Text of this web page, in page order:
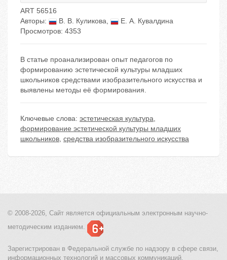
ART 56516
Авторы:
В. В. Куликова,
Е. А. Кувалдина
Просмотров: 4353
В статье проанализирован опыт педагогов по
формированию эстетической культуры младших
школьников средствами изобразительного искусства и
выявлены методы её формирования.
Ключевые слова: эстетическая культура,
формирование эстетической культуры младших
школьников, средства изобразительного искусства
© 2008-2026, Сайт является официальным электронным научно-
методическим изданием.
Зарегистрирован в Федеральной службе по надзору в сфере связи,
информационных технологий и массовых коммуникаций.